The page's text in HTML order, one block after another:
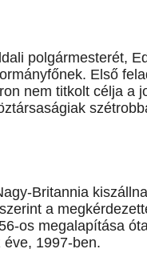
polgármesterét,
Első
nem titkolt célja a
Britannia
a
os megalapítása
1997-ben.